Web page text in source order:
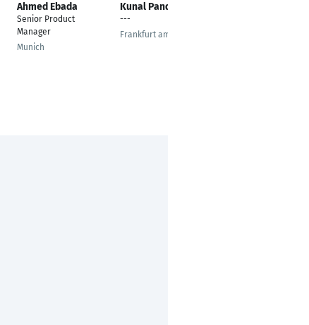
Ahmed Ebada
Senior Product
Manager
Munich
Kunal Pandey
---
Frankfurt am Main